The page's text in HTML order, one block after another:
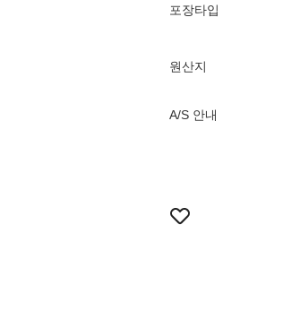
포장타입
원산지
A/S 안내